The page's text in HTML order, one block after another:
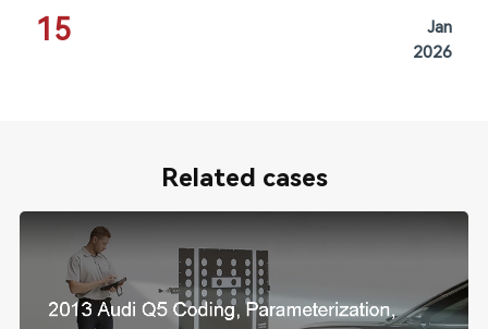
15
Jan
2026
Related cases